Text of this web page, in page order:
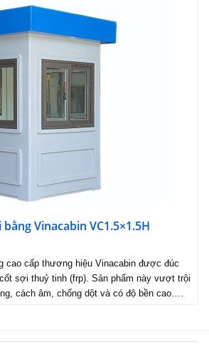
Vinacabin VC1.5×1.5H
cao cấp thương hiệu Vinacabin được đúc
sợi thuỷ tinh (frp). Sản phẩm này vượt trội
cách âm, chống dột và có độ bền cao….